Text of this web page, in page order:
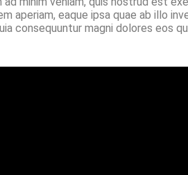
aperiam, eaque ipsa quae ab illo
consequuntur magni dolores eos